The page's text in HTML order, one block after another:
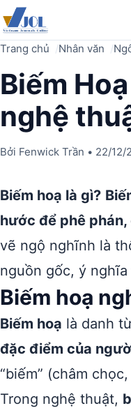
Trang chủ Nhân văn
Biếm
nghệ
Bởi Fenwick Trần • 22/12/
Biếm hoạ là gì?
hước để phê
vẽ ngộ nghĩnh là
nguồn gốc, ý
Biếm hoạ
Biếm hoạ là danh
đặc điểm của
“biếm” (châm
Trong nghệ thuật,